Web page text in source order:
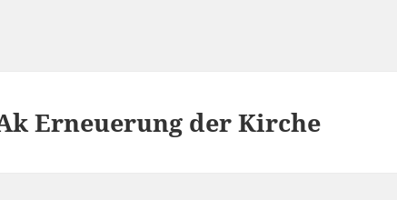
Erneuerung der Kirche